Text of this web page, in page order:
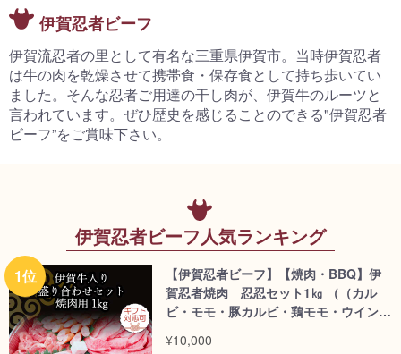
伊賀忍者ビーフ
伊賀流忍者の里として有名な三重県伊賀市。当時伊賀忍者
は牛の肉を乾燥させて携帯食・保存食として持ち歩いてい
ました。そんな忍者ご用達の干し肉が、伊賀牛のルーツと
言われています。ぜひ歴史を感じることのできる"伊賀忍者
ビーフ”をご賞味下さい。
伊賀忍者ビーフ人気ランキング
【伊賀忍者ビーフ】【焼肉・BBQ】伊
賀忍者焼肉 忍忍セット1㎏ （（カル
ビ・モモ・豚カルビ・鶏モモ・ウインナ
¥10,000